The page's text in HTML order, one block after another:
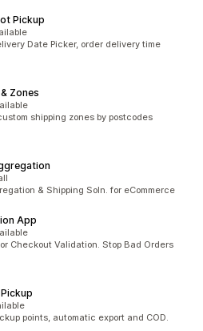
Pickup
Date Picker, order delivery time
Zones
shipping zones by postcodes
& Shipping Soln. for eCommerce
App
Checkout Validation. Stop Bad Orders
points, automatic export and COD.